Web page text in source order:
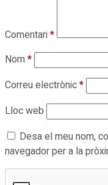
Comentari*
Nom*
Correu electrònic*
Lloc web
Desa el meu nom,
navegador per a la